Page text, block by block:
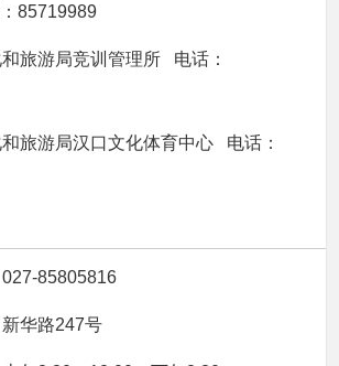
：85719989
旅游局竞训管理所 电话：
旅游局汉口文化体育中心 电话：
85805816
路247号